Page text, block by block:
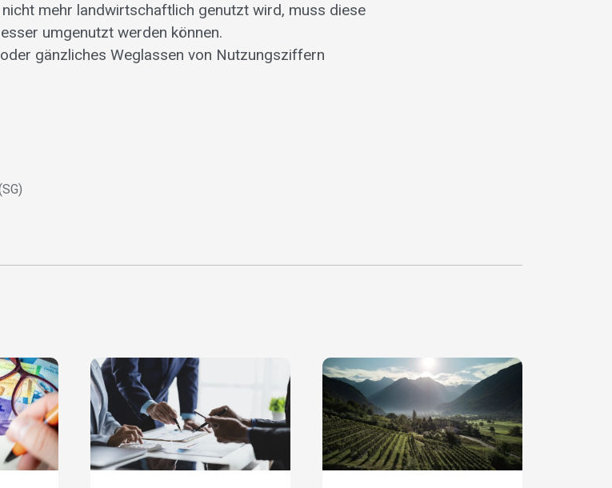
mehr landwirtschaftlich genutzt wird, muss diese
umgenutzt werden können.
gänzliches Weglassen von Nutzungsziffern